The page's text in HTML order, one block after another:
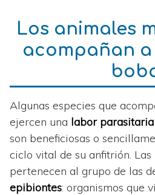
Los animales
acompañan
Algunas especies que
ejercen una labor parasitaria
son beneficiosas o
ciclo vital de su anfitrión. Las
pertenecen al grupo de las
epibiontes: organismos que